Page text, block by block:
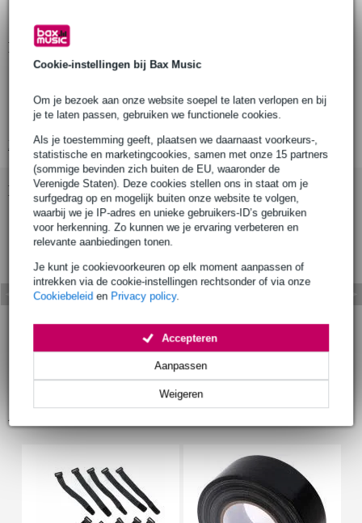
Cookie-instellingen bij Bax Music
Om je bezoek aan onze website soepel te laten verlopen en bij
je te laten passen, gebruiken we functionele cookies.
Als je toestemming geeft, plaatsen we daarnaast voorkeurs-,
statistische en marketingcookies, samen met onze 15 partners
(sommige bevinden zich buiten de EU, waaronder de
Verenigde Staten). Deze cookies stellen ons in staat om je
surfgedrag op en mogelijk buiten onze website te volgen,
waarbij we je IP-adres en unieke gebruikers-ID’s gebruiken
voor herkenning. Zo kunnen we je ervaring verbeteren en
relevante aanbiedingen tonen.
Je kunt je cookievoorkeuren op elk moment aanpassen of
intrekken via de cookie-instellingen rechtsonder of via onze
Cookiebeleid en Privacy policy.
Weigeren
Aanpassen
Accepteren
Productinformatie
compatibel met: Mammoth Dex podium, Stage Dex
materiaal: aluminium
Bekijk alle productspecificaties
Bekijk ook eens (1)